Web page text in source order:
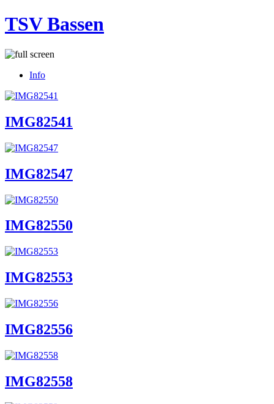
TSV Bassen
Info
IMG82541
IMG82547
IMG82550
IMG82553
IMG82556
IMG82558